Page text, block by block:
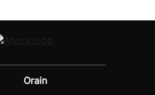
Orain